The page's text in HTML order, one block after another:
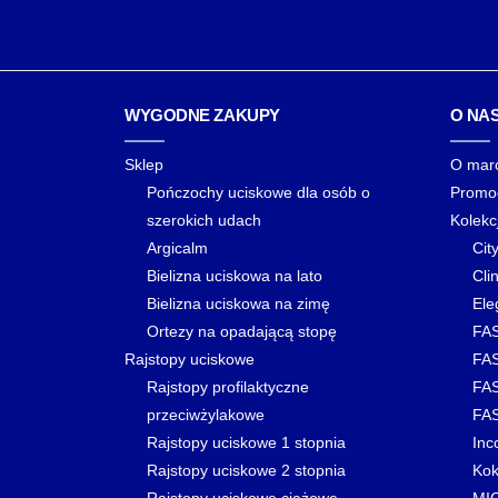
WYGODNE ZAKUPY
Sklep
Pończochy uciskowe dla osób o
szerokich udach
Argicalm
Bielizna uciskowa na lato
Bielizna uciskowa na zimę
Ortezy na opadającą stopę
Rajstopy uciskowe
Rajstopy profilaktyczne
przeciwżylakowe
Rajstopy uciskowe 1 stopnia
Rajstopy uciskowe 2 stopnia
O
O